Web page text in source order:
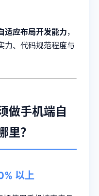
适应布局开发能力，
力、代码规范程度与
做手机端自
里？
以上